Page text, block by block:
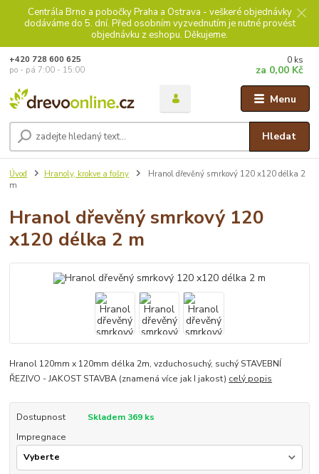
Centrála Brno a pobočky Praha a Ostrava - veškeré objednávky
dodáváme do 5. dní. Před osobním vyzvednutím je nutné provést
objednávku z eshopu. Děkujeme.
Menu
Hledat
+420 728 600 625
po - pá 7:00 - 15:00
0 ks
za 0,00 Kč
Úvod Hranoly, krokve a fošny
Hranol dřevěný smrkový 120 x120 délka 2
m
Hranol dřevěný smrkový 120
x120 délka 2 m
Hranol 120mm x 120mm délka 2m, vzduchosuchý, suchý STAVEBNÍ
ŘEZIVO - JAKOST STAVBA (znamená více jak I jakost) celý popis
Dostupnost
Skladem 369 ks
Impregnace